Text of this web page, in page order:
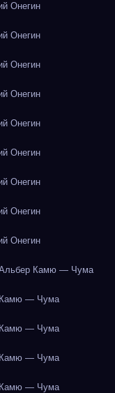
Онегин
Онегин
Онегин
Онегин
Онегин
Онегин
Онегин
Онегин
Онегин
Камю — Чума
— Чума
— Чума
— Чума
— Чума